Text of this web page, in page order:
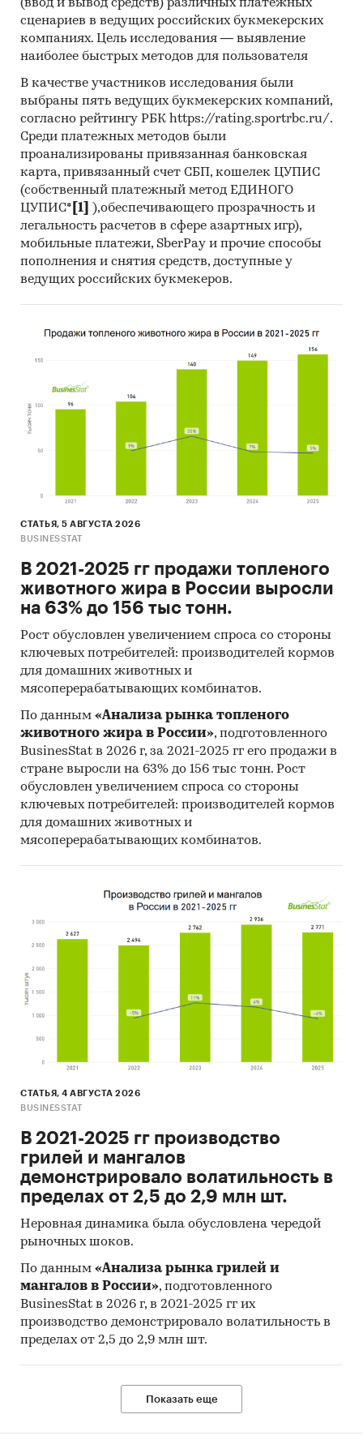
`ФЭМИЛИ`, ООО `ВОСТОК`, ООО `ФРЕШМИКС`,
ООО `ФРУТ ТРЕЙД`, ООО `РАДУГА`, ООО
`ВЕКТОР`
Выдержки из исследования:
- Российский рынок свежего манго в
последние годы показывает положительный
тренд.
- Сальдо торгового баланса было
отрицательное и составляло 47,3 тыс.т.
- Лидером по импортным поставкам в 2022 г.
является Египет (более 41%), ведущий
поставщик свежего манго - KRMENA OFFICE
- В импорте наибольшую долю занимает
сегмент middle-priced с долей 73,9%, основные
в 23,3% преимущественно из стран: Китай,
Перу, Египет.
экспортеров покупает Украина (более 54%),
крупнейший покупатель - FRUIT WILL
Данные игроков ВЭД:
поставок:
- Рейтинг крупнейших российских импортеров
и зарубежных поставщиков
- Рейтинг ведущих российских экспортеров и
зарубежных покупателей
Единицы измерения:
Количественные показатели в отчете
рассчитаны в тоннах, стоимостные - в
долларах
География исследования:
РФ, федеральные округа и регионы РФ, страны
мира
Категории: Потребительские товары / ... /
Фрукты / Манго
Сельское хозяйство / ... / Фрукты / Манго
Россия
(ввод и вывод средств) различных платежных
сценариев в ведущих российских букмекерских
компаниях. Цель исследования — выявление
наиболее быстрых методов для пользователя
В качестве участников исследования были
выбраны пять ведущих букмекерских компаний,
согласно рейтингу РБК https://rating.sportrbc.ru/.
Среди платежных методов были
проанализированы привязанная банковская
карта, привязанный счет СБП, кошелек ЦУПИС
(собственный платежный метод ЕДИНОГО
ЦУПИС* [1]
),обеспечивающего прозрачность и
легальность расчетов в сфере азартных игр),
мобильные платежи, SberPay и прочие способы
пополнения и снятия средств, доступные у
ведущих российских букмекеров.
СТАТЬЯ, 5 АВГУСТА 2026
BUSINESSTAT
В 2021-2025 гг продажи топленого
животного жира в России выросли
на 63% до 156 тыс тонн.
Рост обусловлен увеличением спроса со стороны
ключевых потребителей: производителей кормов
для домашних животных и
мясоперерабатывающих комбинатов.
По данным «Анализа рынка топленого
животного жира в России», подготовленного
BusinesStat в 2026 г, за 2021-2025 гг его продажи в
стране выросли на 63% до 156 тыс тонн. Рост
обусловлен увеличением спроса со стороны
ключевых потребителей: производителей кормов
для домашних животных и
мясоперерабатывающих комбинатов.
СТАТЬЯ, 4 АВГУСТА 2026
BUSINESSTAT
В 2021-2025 гг производство
грилей и мангалов
демонстрировало волатильность в
пределах от 2,5 до 2,9 млн шт.
Неровная динамика была обусловлена чередой
рыночных шоков.
По данным «Анализа рынка грилей и
мангалов в России», подготовленного
BusinesStat в 2026 г, в 2021-2025 гг их
производство демонстрировало волатильность в
пределах от 2,5 до 2,9 млн шт.
Показать еще